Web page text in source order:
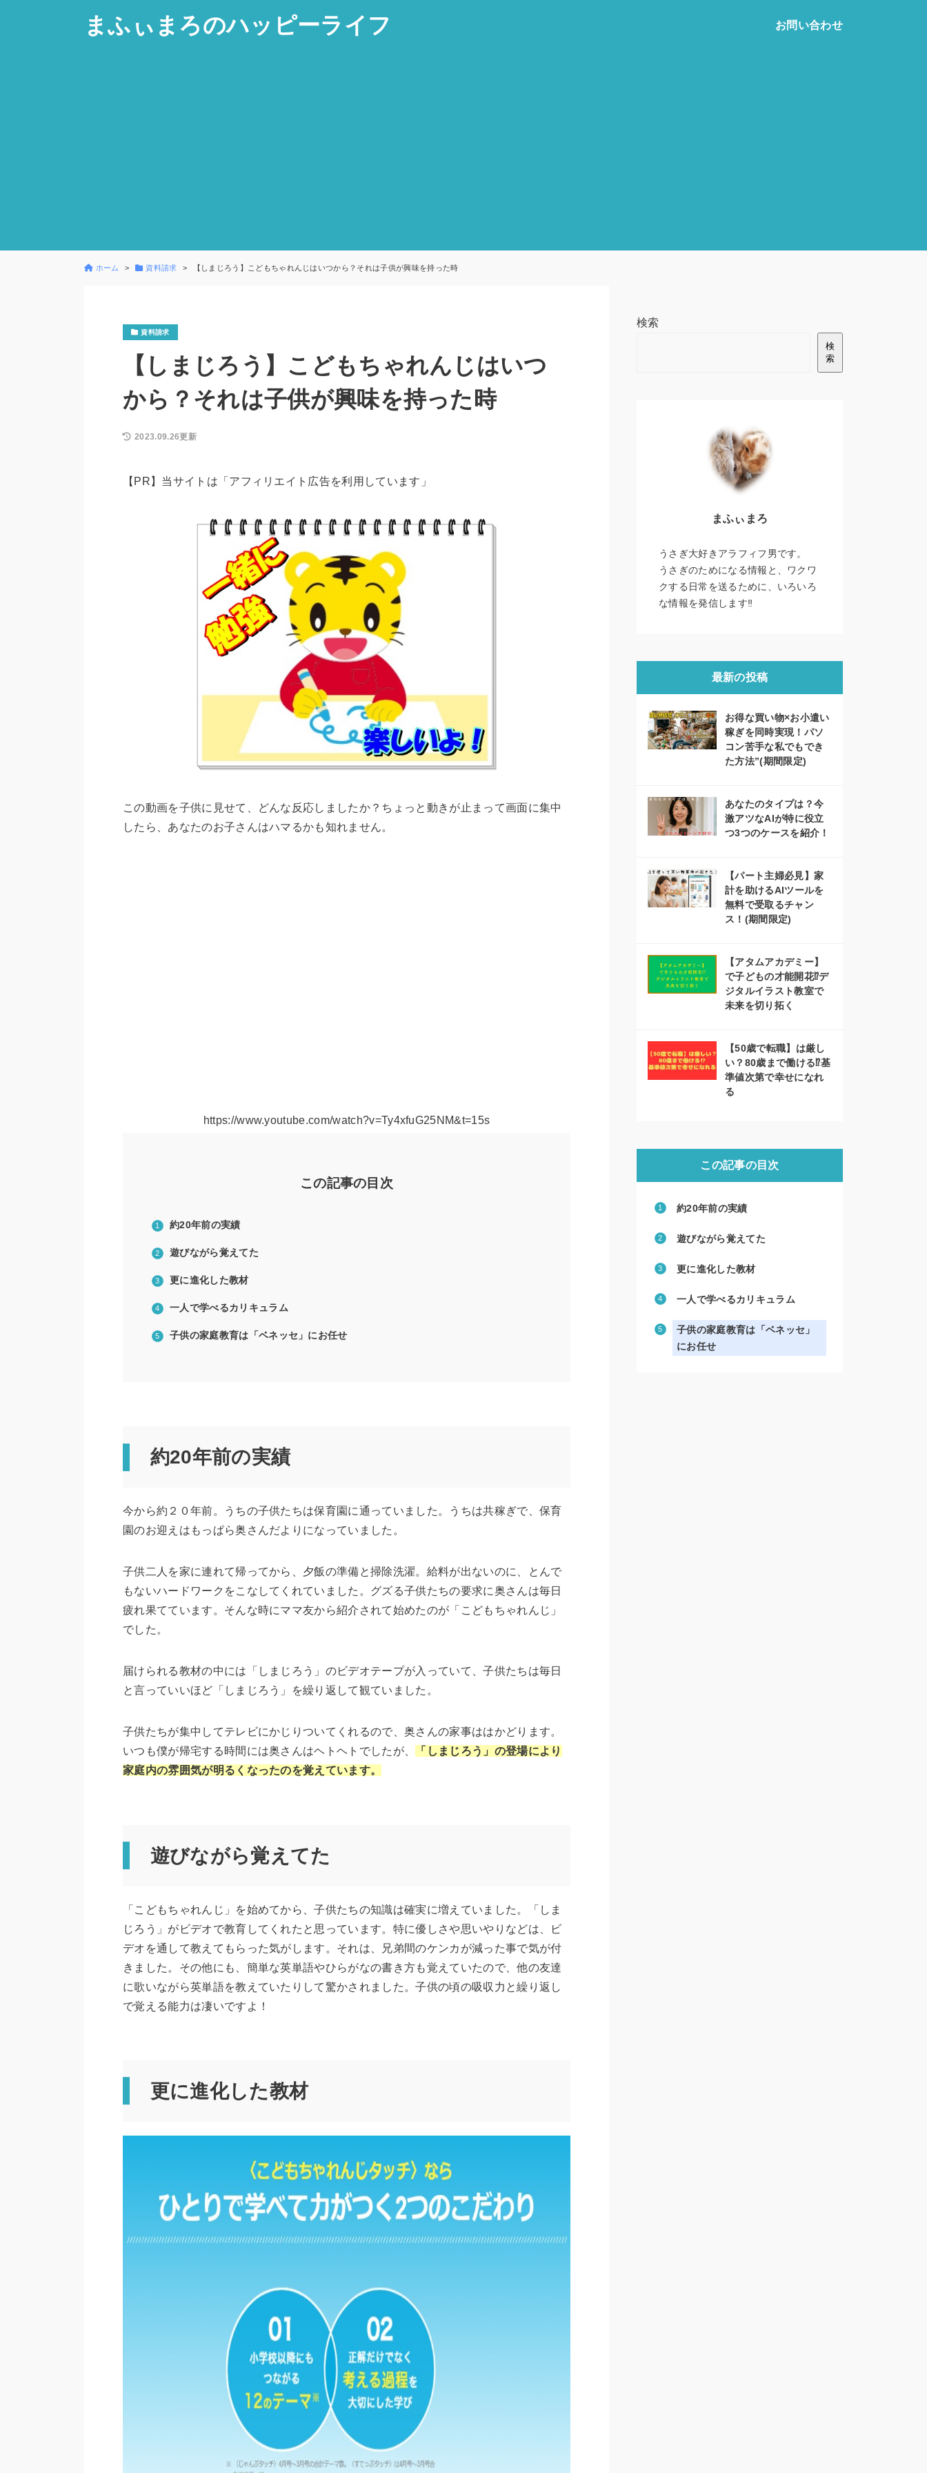
まふぃまろのハッピーライフ お問い合わせ
ホーム 資料請求 【しまじろう】こどもちゃれんじはいつから？それは子供が興味を持った時
資料請求
【しまじろう】こどもちゃれんじはいつ
から？それは子供が興味を持った時
2023.09.26更新
【PR】当サイトは「アフィリエイト広告を利用しています」
この動画を子供に見せて、どんな反応しましたか？ちょっと動きが止まって画面に集中
したら、あなたのお子さんはハマるかも知れません。
https://www.youtube.com/watch?v=Ty4xfuG25NM&t=15s
この記事の目次
約20年前の実績
遊びながら覚えてた
更に進化した教材
一人で学べるカリキュラム
子供の家庭教育は「ベネッセ」にお任せ
約20年前の実績
今から約２０年前。うちの子供たちは保育園に通っていました。うちは共稼ぎで、保育
園のお迎えはもっぱら奥さんだよりになっていました。
子供二人を家に連れて帰ってから、夕飯の準備と掃除洗濯。給料が出ないのに、とんで
もないハードワークをこなしてくれていました。グズる子供たちの要求に奥さんは毎日
疲れ果てています。そんな時にママ友から紹介されて始めたのが「こどもちゃれんじ」
でした。
届けられる教材の中には「しまじろう」のビデオテープが入っていて、子供たちは毎日
と言っていいほど「しまじろう」を繰り返して観ていました。
子供たちが集中してテレビにかじりついてくれるので、奥さんの家事ははかどります。
いつも僕が帰宅する時間には奥さんはヘトヘトでしたが、
「しまじろう」の登場により
家庭内の雰囲気が明るくなったのを覚えています。
遊びながら覚えてた
「こどもちゃれんじ」を始めてから、子供たちの知識は確実に増えていました。「しま
じろう」がビデオで教育してくれたと思っています。特に優しさや思いやりなどは、ビ
デオを通して教えてもらった気がします。それは、兄弟間のケンカが減った事で気が付
きました。その他にも、簡単な英単語やひらがなの書き方も覚えていたので、他の友達
に歌いながら英単語を教えていたりして驚かされました。子供の頃の吸収力と繰り返し
で覚える能力は凄いですよ！
更に進化した教材
検索
検
索
まふぃまろ
うさぎ大好きアラフィフ男です。
うさぎのためになる情報と、ワクワ
クする日常を送るために、いろいろ
な情報を発信します‼
最新の投稿
お得な買い物×お小遣い
稼ぎを同時実現！パソ
コン苦手な私でもでき
た方法”(期間限定)
あなたのタイプは？今
激アツなAIが特に役立
つ3つのケースを紹介！
【パート主婦必見】家
計を助けるAIツールを
無料で受取るチャン
ス！(期間限定)
【アタムアカデミー】
で子どもの才能開花⁉デ
ジタルイラスト教室で
未来を切り拓く
【50歳で転職】は厳し
い？80歳まで働ける⁉基
準値次第で幸せになれ
る
この記事の目次
約20年前の実績
遊びながら覚えてた
更に進化した教材
一人で学べるカリキュラム
子供の家庭教育は「ベネッセ」
にお任せ